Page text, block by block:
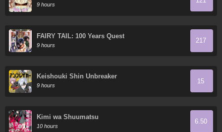
9 hours
FAIRY TAIL: 100 Years Quest
9 hours
217
Keishouki Shin Unbreaker
9 hours
15
Kimi wa Shuumatsu
10 hours
6.50